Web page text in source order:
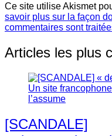
Ce site utilise Akismet
savoir plus sur la façon
commentaires sont
Articles les plus
[SCANDALE]